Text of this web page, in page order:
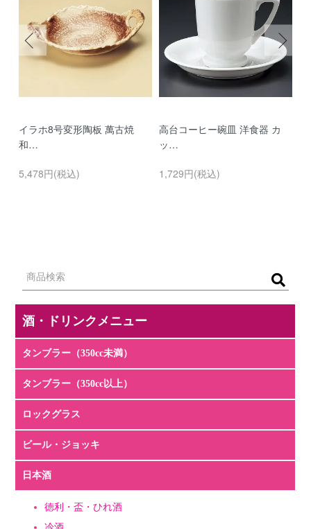
イラホ8号変形陶板 萬古焼
和…
5,478円(税込)
高台コーヒー碗皿 洋食器 カ
ッ…
1,729円(税込)